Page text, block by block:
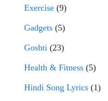
Exercise (9)
Gadgets (5)
Goshti (23)
Health & Fitness (5)
Hindi Song Lyrics (1)